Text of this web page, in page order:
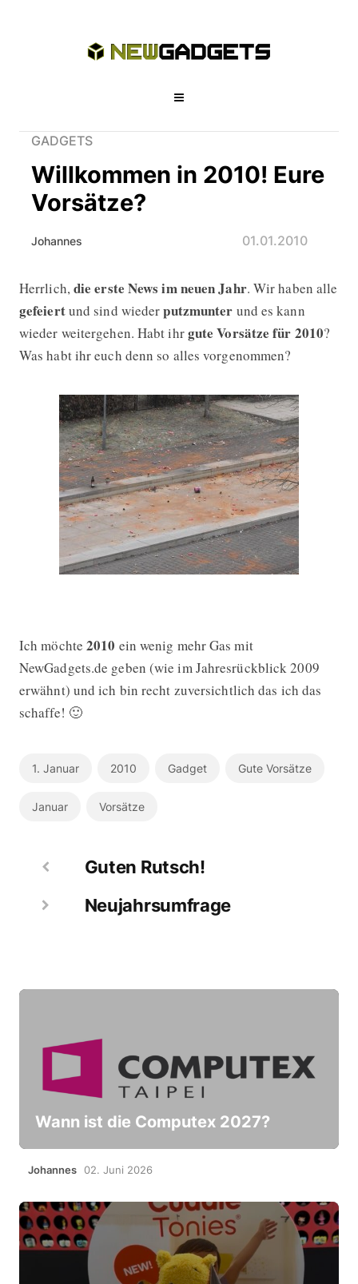
GADGETS
Willkommen in 2010! Eure
Vorsätze?
Johannes 01.01.2010
Willkommen in 2010! Eure Vorsätze?
Herrlich, die erste News im neuen Jahr. Wir haben alle
gefeiertund sind wiederputzmunter und es kann
wieder weitergehen. Habt ihrgute Vorsätze für 2010?
Was habt ihr euch denn so alles vorgenommen?
Ich möchte2010 ein wenig mehr Gas mit
NewGadgets.de geben (wie im Jahresrückblick 2009
erwähnt) und ich bin recht zuversichtlich das ich das
schaffe! 🙂
1. Januar 2010 Gadget Gute Vorsätze
Januar Vorsätze
Guten Rutsch!
Neujahrsumfrage
Wann ist die Computex 2027?
Johannes 02. Juni 2026